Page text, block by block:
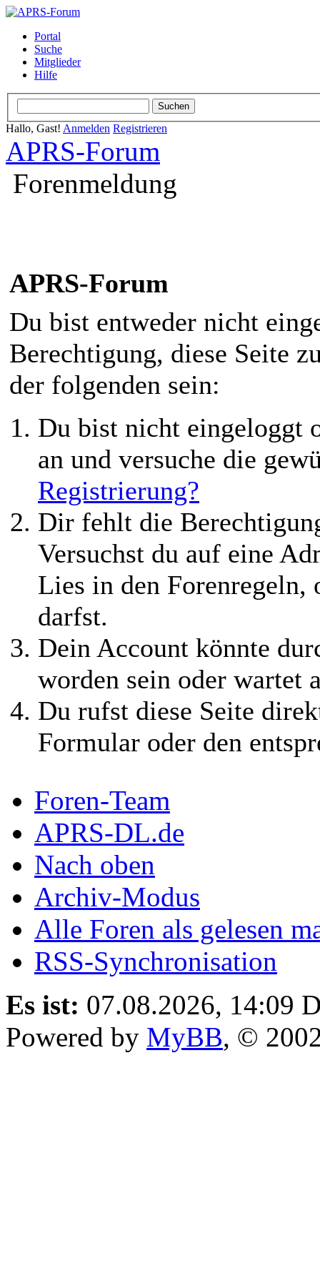
Portal
Suche
Mitglieder
Hilfe
Hallo, Gast! Anmelden Registrieren
APRS-Forum
Forenmeldung
APRS-Forum
Du bist entweder nicht
Berechtigung, diese Seite
der folgenden sein:
Du bist nicht eingeloggt
an und versuche die
Registrierung?
Dir fehlt die
Versuchst du auf eine
Lies in den Forenregeln,
darfst.
Dein Account könnte
worden sein oder wartet
Du rufst diese Seite
Formular oder den
Foren-Team
APRS-DL.de
Nach oben
Archiv-Modus
Alle Foren als gelesen
RSS-Synchronisation
Es ist: 07.08.2026, 14:09
Powered by MyBB, ©